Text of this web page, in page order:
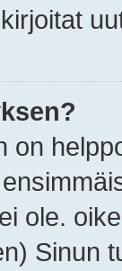
on
ole.
Sinun